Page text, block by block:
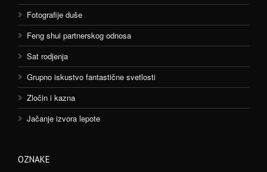
Fotografije duše
Feng shui partnerskog odnosa
Sat rodjenja
Grupno iskustvo fantastične svetlosti
Zločin i kazna
Jačanje izvora lepote
OZNAKE